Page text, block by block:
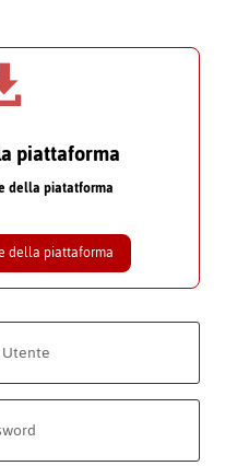
piattaforma
della piatatforma
della piattaforma